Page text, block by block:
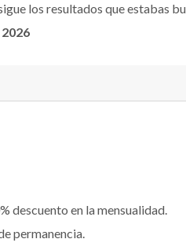
los resultados que estabas
descuento en la mensualidad.
permanencia.